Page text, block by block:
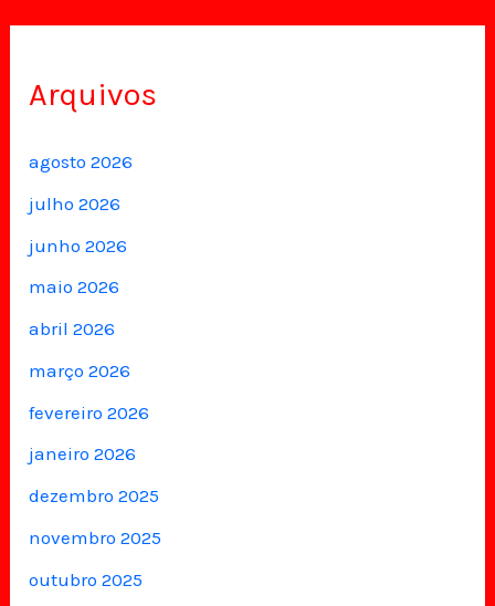
Arquivos
agosto 2026
julho 2026
junho 2026
maio 2026
abril 2026
março 2026
fevereiro 2026
janeiro 2026
dezembro 2025
novembro 2025
outubro 2025